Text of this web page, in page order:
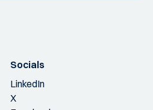
Socials
LinkedIn
X